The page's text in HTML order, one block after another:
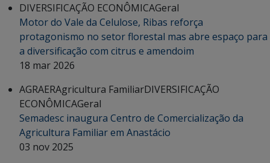
DIVERSIFICAÇÃO ECONÔMICAGeral
Motor do Vale da Celulose, Ribas reforça
protagonismo no setor florestal mas abre espaço para
a diversificação com citrus e amendoim
18 mar 2026
AGRAERAgricultura FamiliarDIVERSIFICAÇÃO
ECONÔMICAGeral
Semadesc inaugura Centro de Comercialização da
Agricultura Familiar em Anastácio
03 nov 2025